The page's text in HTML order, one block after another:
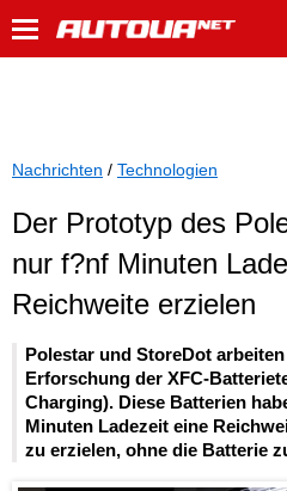
Nachrichten / Technologien
Der Prototyp des
nur f?nf Minuten
Reichweite erzielen
Polestar und StoreDot
Erforschung der XFC-
Charging). Diese Batterien
Minuten Ladezeit eine
zu erzielen, ohne die Batterie